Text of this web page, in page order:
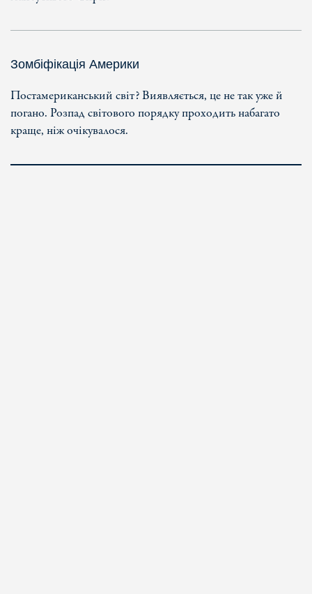
Зомбіфікація Америки
Постамериканський світ? Виявляється, це не так уже й
погано. Розпад світового порядку проходить набагато
краще, ніж очікувалося.